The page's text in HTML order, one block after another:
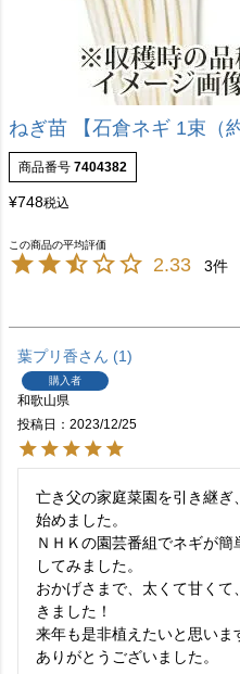
ねぎ苗 【石倉ネギ 1束（
商品番号 7404382
¥748税込
2.33 3
葉プリ香 1
購入者
和歌山県
投稿日
2023/12/25
亡き父の家庭菜園を引き継
始めました。
ＮＨＫの園芸番組でネギが
してみました。
おかげさまで、太くて甘く
きました！
来年も是非植えたいと思いま
ありがとうございました。